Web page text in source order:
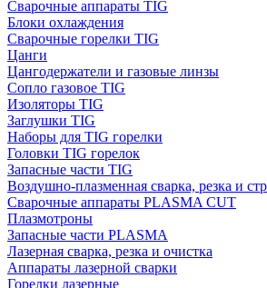
Сварочные аппараты TIG
Блоки охлаждения
Сварочные горелки TIG
Цанги
Цангодержатели и газовые линзы
Сопло газовое TIG
Изоляторы TIG
Заглушки TIG
Наборы для TIG горелки
Головки TIG горелок
Запасные части TIG
Воздушно-плазменная сварка, резка и
Сварочные аппараты PLASMA CUT
Плазмотроны
Запасные части PLASMA
Лазерная сварка, резка и очистка
Аппараты лазерной сварки
Горелки лазерные